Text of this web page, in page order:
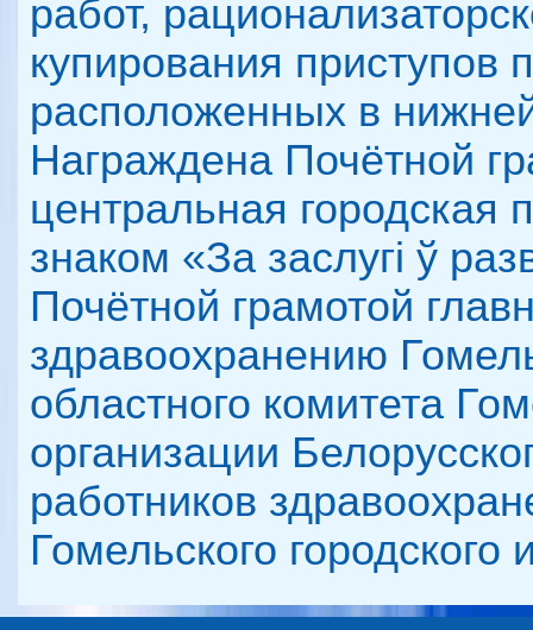
работ,
купирования приступов
расположенных в
Награждена Почётной
центральная городская
знаком «За заслугі ў
Почётной грамотой
здравоохранению
областного комитета
организации
работников
Гомельского городского